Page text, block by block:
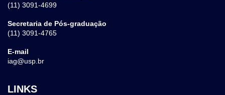
(11) 3091-4699
Secretaria de Pós-graduação
(11) 3091-4765
E-mail
iag@usp.br
LINKS